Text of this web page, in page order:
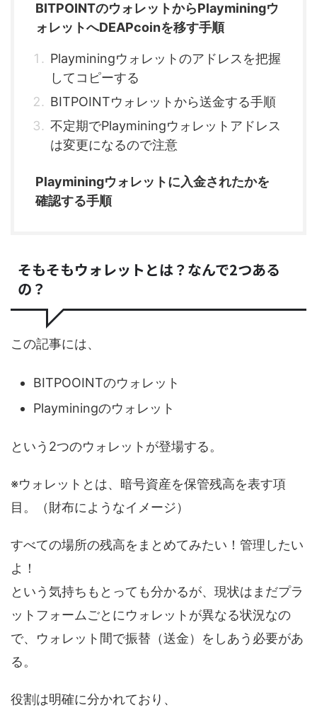
BITPOINTのウォレットからPlayminingウ
ォレットへDEAPcoinを移す手順
Playminingウォレットのアドレスを把握
してコピーする
BITPOINTウォレットから送金する手順
不定期でPlayminingウォレットアドレス
は変更になるので注意
Playminingウォレットに入金されたかを
確認する手順
そもそもウォレットとは？なんで2つある
の？
この記事には、
BITPOOINTのウォレット
Playminingのウォレット
という2つのウォレットが登場する。
※ウォレットとは、暗号資産を保管残高を表す項
目。（財布にようなイメージ）
すべての場所の残高をまとめてみたい！管理したい
よ！
という気持ちもとっても分かるが、現状はまだプラ
ットフォームごとにウォレットが異なる状況なの
で、ウォレット間で振替（送金）をしあう必要があ
る。
役割は明確に分かれており、